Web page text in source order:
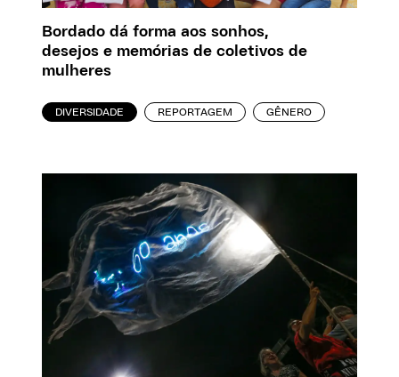
Bordado dá forma aos sonhos,
desejos e memórias de coletivos de
mulheres
DIVERSIDADE REPORTAGEM GÊNERO